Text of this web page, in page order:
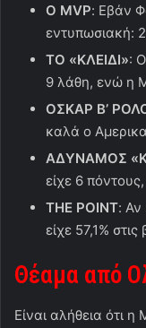
O MVP: Εβάν
εντυπωσιακή:
ΤΟ «ΚΛΕΙΔΙ»:
9 λάθη, ενώ η
ΟΣΚΑΡ Β’
καλά ο
ΑΔΥΝΑΜΟΣ
είχε 6
THE POINT: Αν
είχε 57,1%
Θέαμα από
Είναι αλήθεια ότι